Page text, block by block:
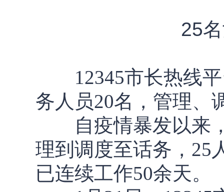
25
12345市长热线平
务人员20名，管理、
自疫情暴发以来，
理到调度至话务，25
已连续工作50余天。